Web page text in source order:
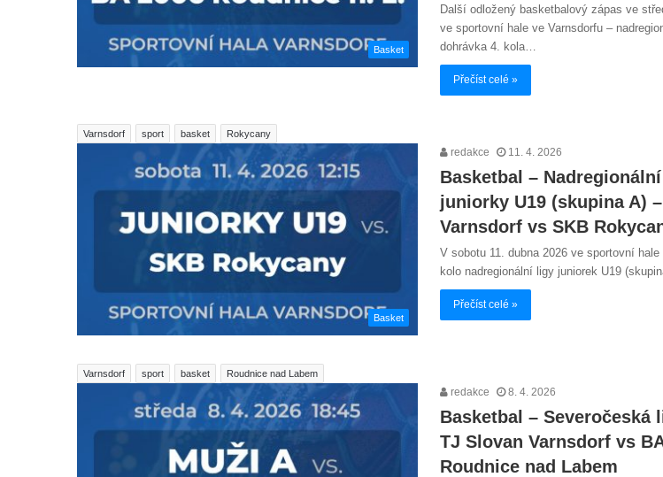
Basket
Další odložený basketbalový zápas ve
ve sportovní hale ve Varnsdorfu –
dohrávka 4. kola…
Přečíst celé »
Varnsdorf sport basket Rokycany
Basket
redakce 11. 4. 2026
Basketbal –
juniorky U19 (skupina A)
Varnsdorf vs SKB
V sobotu 11. dubna 2026 ve sportovní hale
kolo nadregionální ligy juniorek U19
Přečíst celé »
Varnsdorf sport basket Roudnice nad Labem
redakce 8. 4. 2026
Basketbal – Severočeská
TJ Slovan Varnsdorf vs
Roudnice nad Labem